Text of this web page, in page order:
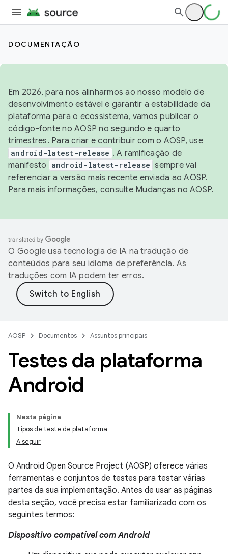
DOCUMENTAÇÃO
Em 2026, para nos alinharmos ao nosso modelo de
desenvolvimento estável e garantir a estabilidade da
plataforma para o ecossistema, vamos publicar o
código-fonte no AOSP no segundo e quarto
trimestres. Para criar e contribuir com o AOSP, use
android-latest-release . A ramificação de
manifesto
android-latest-release sempre vai
referenciar a versão mais recente enviada ao AOSP.
Para mais informações, consulte Mudanças no AOSP.
O Google usa tecnologia de IA na tradução de
conteúdos para seu idioma de preferência. As
traduções com IA podem ter erros.
AOSP Documentos Assuntos principais
Testes da plataforma
Android
Nesta página
Tipos de teste de plataforma
A seguir
O Android Open Source Project (AOSP) oferece várias
ferramentas e conjuntos de testes para testar várias
partes da sua implementação. Antes de usar as páginas
desta seção, você precisa estar familiarizado com os
seguintes termos:
Dispositivo compatível com Android